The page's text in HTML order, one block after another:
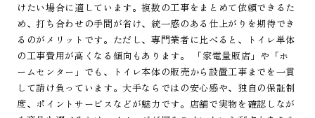
けたい場合に適しています。複数の工事をまとめて依頼できるた
め、打ち合わせの手間が省け、統一感のある仕上がりを期待でき
るのがメリットです。ただし、専門業者に比べると、トイレ単体
の工事費用が高くなる傾向もあります。 「家電量販店」や「ホ
ームセンター」でも、トイレ本体の販売から設置工事までを一貫
して請け負っています。大手ならではの安心感や、独自の保証制
度、ポイントサービスなどが魅力です。店舗で実物を確認しなが